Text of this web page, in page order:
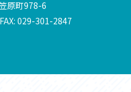
原町978-6
029-301-2847